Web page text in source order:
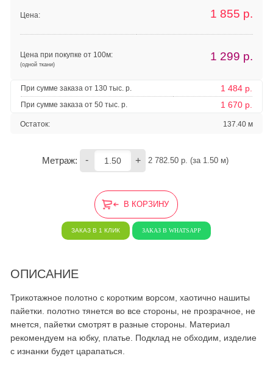
Цена: 1 855 р.
Цена при покупке от 100м:
(одной ткани)
1 299 р.
При сумме заказа от 130 тыс. р. 1 484 р.
При сумме заказа от 50 тыс. р. 1 670 р.
Остаток: 137.40 м
Метраж: - + 2 782.50 р. (за 1.50 м)
В КОРЗИНУ
ЗАКАЗ В 1 КЛИК ЗАКАЗ В WHATSAPP
ОПИСАНИЕ
Трикотажное полотно с коротким ворсом, хаотично нашиты
пайетки. полотно тянется во все стороны, не прозрачное, не
мнется, пайетки смотрят в разные стороны. Материал
рекомендуем на юбку, платье. Подклад не обходим, изделие
с изнанки будет царапаться.